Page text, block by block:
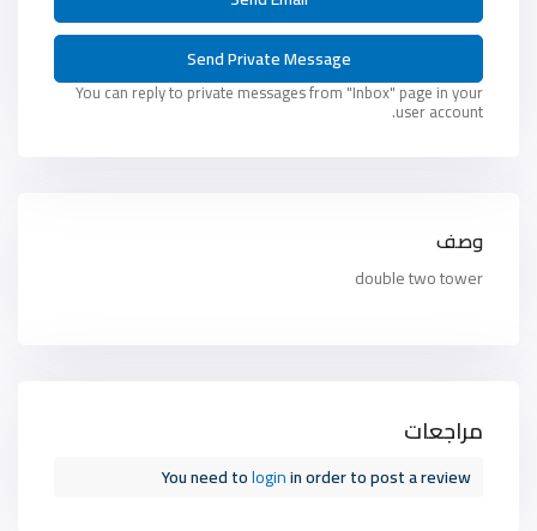
وصف
double two tower
You can reply to private messages from "Inbox" page in your
user account.
مراجعات
You need tologinin order to post a review